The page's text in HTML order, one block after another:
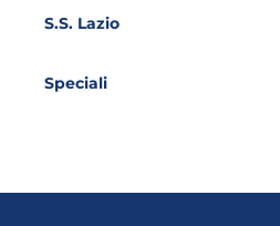
S.S. Lazio
Speciali